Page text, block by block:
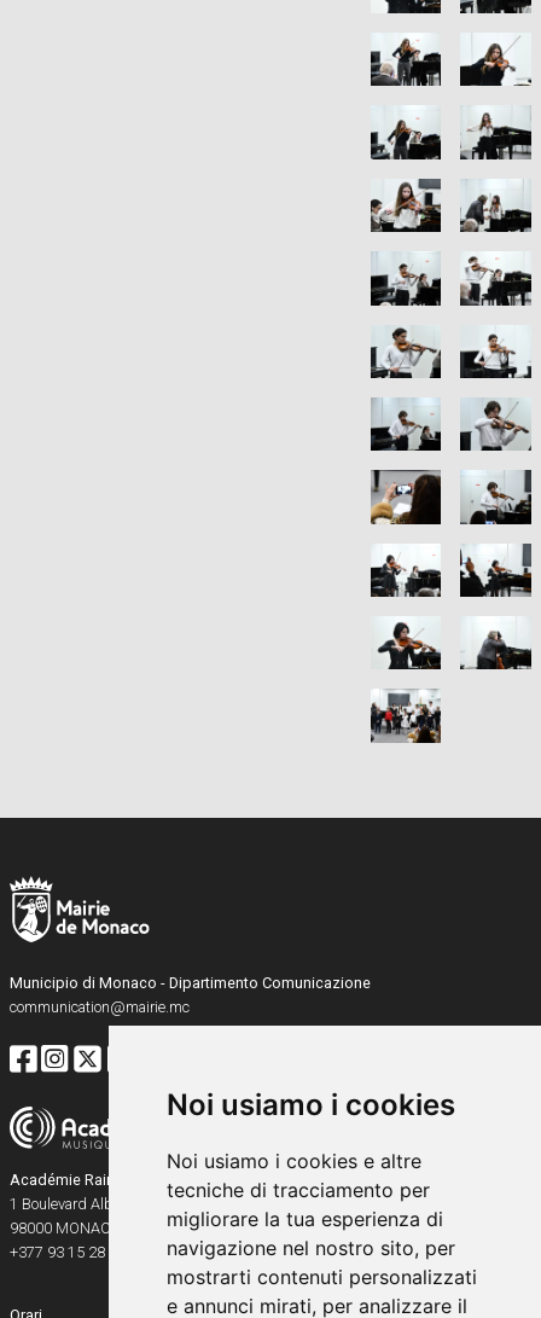
Noi usiamo i cookies
Noi usiamo i cookies e altre
tecniche di tracciamento per
migliorare la tua esperienza di
navigazione nel nostro sito, per
mostrarti contenuti personalizzati
e annunci mirati, per analizzare il
Municipio di Monaco - Dipartimento Comunicazione
communication@mairie.mc
Académie Rainier III
1 Boulevard Albert Ier
98000 MONACO
+377 93 15 28 91